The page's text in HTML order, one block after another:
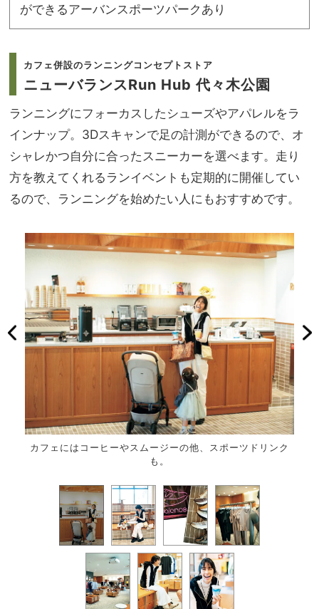
ができるアーバンスポーツパークあり
カフェ併設のランニングコンセプトストア
ニューバランスRun Hub 代々木公園
ランニングにフォーカスしたシューズやアパレルをラ
インナップ。3Dスキャンで足の計測ができるので、オ
シャレかつ自分に合ったスニーカーを選べます。走り
方を教えてくれるランイベントも定期的に開催してい
るので、ランニングを始めたい人にもおすすめです。
カフェにはコーヒーやスムージーの他、スポーツドリンク
も。